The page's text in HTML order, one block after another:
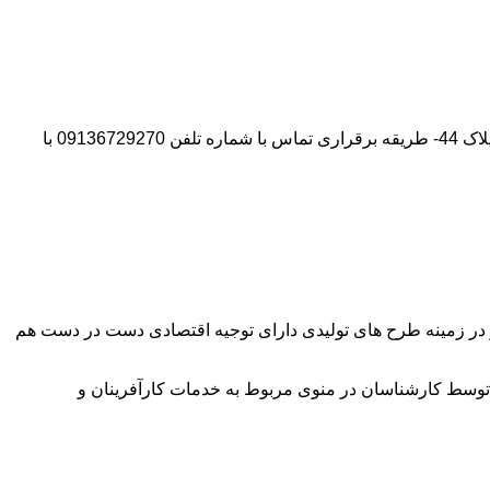
آدرس شرکت:استان تهران- شهر پیشوا- روبروی درب دانشگاه آزاد واحد ورامین – پیشوا – خیابان سروستان- انتهای کوچه سروستان نهم – پلاک 44- طریقه برقراری تماس با شماره تلفن 09136729270 با
در زمینه طرح های تولیدی دارای توجیه اقتصادی دست در دست هم
کارشناسان در منوی مربوط به خدمات کارآفرینان و